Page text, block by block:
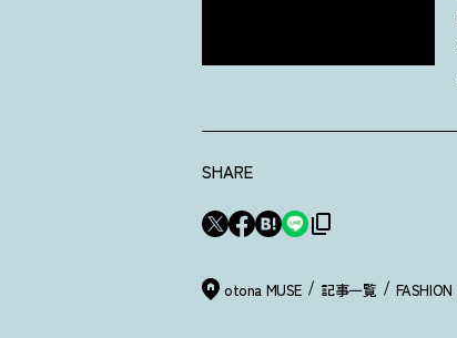
SHARE
otona MUSE 記事一覧 FASHION